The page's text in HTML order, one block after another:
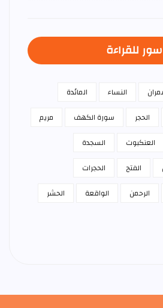
سور للقراءة
النساء
المائدة
الحجر سورة الكهف
مريم
العنكبوت
السجدة
الفتح
الحجرات
الرحمن الواقعة
الحشر